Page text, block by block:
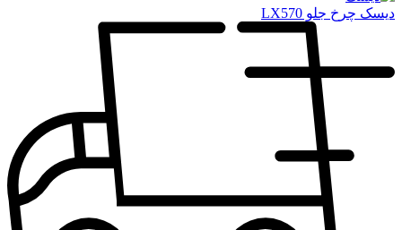
دیسک چرخ جلو LX570